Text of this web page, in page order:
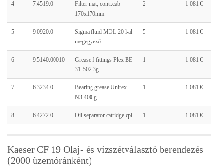
4 7.4519.0
Filter mat, contr.cab
170x170mm
2 1 081 €
5 9.0920.0
Sigma fluid MOL 20 l-al
megegyező
5 1 081 €
6 9.5140.00010
Grease f fittings Plex BE
31-502 3g
1 1 081 €
7 6.3234.0
Bearing grease Unirex
N3 400 g
1 1 081 €
8 6.4272.0 Oil separator catridge cpl. 1 1 081 €
Kaeser CF 19 Olaj- és vízszétválasztó berendezés
(2000 üzemóránként)